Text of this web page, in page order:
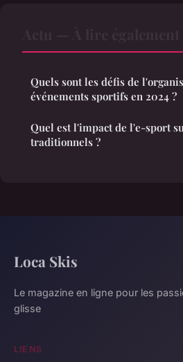
Quels sont les défis de
événements sportifs en 2024 ?
Quel est l'impact de l'e-sport
traditionnels ?
Loca Skis
Le magazine en ligne pour les
glisse
LIENS